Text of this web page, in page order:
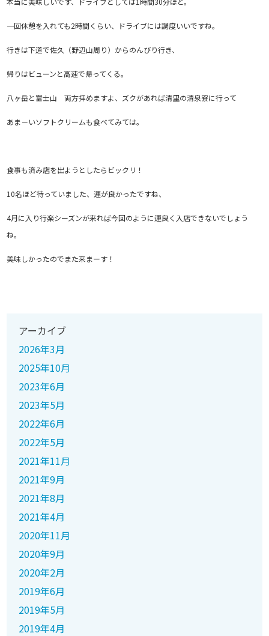
一回休憩を入れても2時間くらい、ドライブには調度いいですね。
行きは下道で佐久（野辺山周り）からのんびり行き、
帰りはビューンと高速で帰ってくる。
八ヶ岳と富士山 両方拝めますよ、ズクがあれば清里の清泉寮に行って
あま－いソフトクリームも食べてみては。
食事も済み店を出ようとしたらビックリ！
10名ほど待っていました、運が良かったですね、
4月に入り行楽シーズンが来れば今回のように運良く入店できないでしょう
ね。
美味しかったのでまた来まーす！
アーカイブ
2026年3月
2025年10月
2023年6月
2023年5月
2022年6月
2022年5月
2021年11月
2021年9月
2021年8月
2021年4月
2020年11月
2020年9月
2020年2月
2019年6月
2019年5月
2019年4月